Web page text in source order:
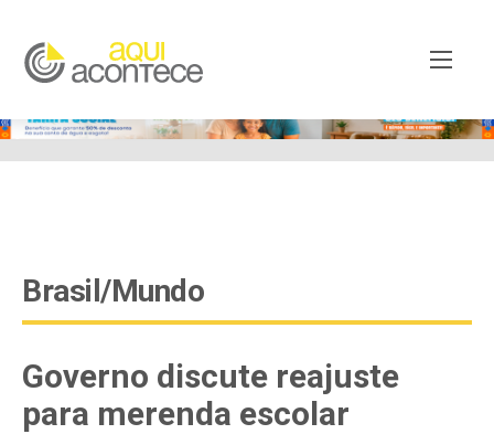
Xy8lpYSLnxw-AX8 google-site-verification:
googleb82de9a22cec23e8.html
Brasil/Mundo
Governo discute reajuste
para merenda escolar